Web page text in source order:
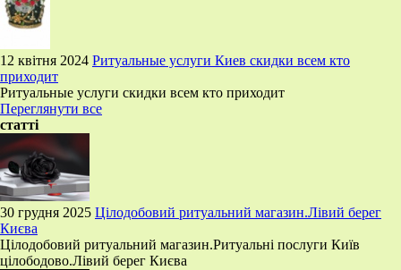
12 квітня 2024 Ритуальные услуги Киев скидки всем кто
приходит
Ритуальные услуги скидки всем кто приходит
Переглянути все
статті
30 грудня 2025 Цілодобовий ритуальний магазин.Лівий берег
Києва
Цілодобовий ритуальний магазин.Ритуальні послуги Київ
цілободово.Лівий берег Києва